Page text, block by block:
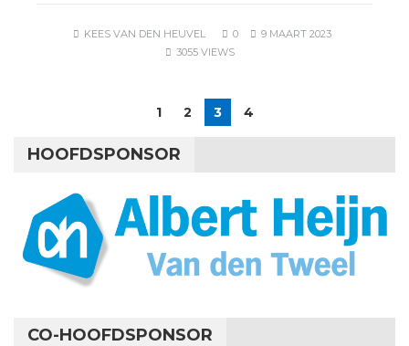
KEES VAN DEN HEUVEL 0
9 MAART 2023
3055 VIEWS
1 2 3 4
HOOFDSPONSOR
CO-HOOFDSPONSOR